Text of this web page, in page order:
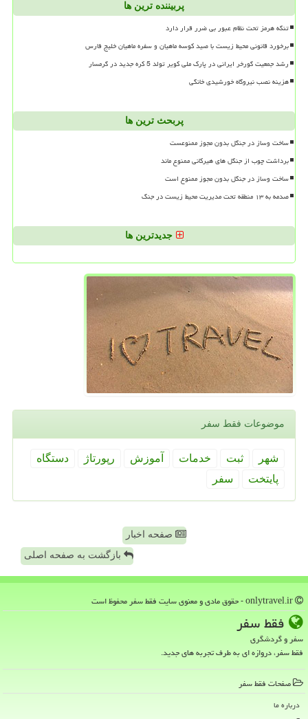
پربیننده ترین ها
تنگه هرمز تحت نظام عبور بی ضرر قرار دارد
برخورد قانونی محیط زیست با صید کوسه ماهیان و سفره ماهیان خلیج فارس
رشد جمعیت گورخر ایرانی در پارک ملی کویر تولد 5 کره جدید در گرمسار
هزینه نصب نیروگاه خورشیدی خانگی
پربحث ترین ها
ساخت وساز در جنگل بدون مجوز ممنوعست
برداشت چوب از جنگل های هیرکانی ممنوع ماند
ساخت وساز در جنگل بدون مجوز ممنوع است
صدمه به ۱۳ منطقه تحت مدیریت محیط زیست در جنگ
جدیدترین ها
موضوعات فقط سفر
شهر ثبت خدمات آموزش رپورتاژ
دستگاه
پایتخت
سفر
صفحه اخبار
بازگشت به صفحه اصلی
فقط سفر
سفر و گردشگری
فقط سفر، دروازه ای به طرف تجربه های جدید.
صفحات فقط سفر
درباره ما